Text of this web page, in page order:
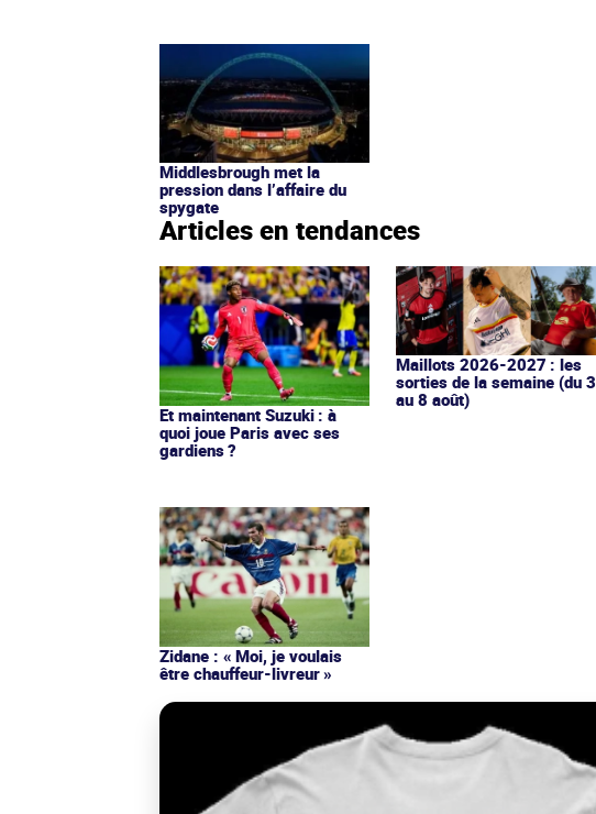
Middlesbrough met la
pression dans l’affaire du
spygate
Articles en tendances
Et maintenant Suzuki : à
quoi joue Paris avec ses
gardiens ?
Maillots 2026-2027 : les
sorties de la semaine (du 3
au 8 août)
Zidane : « Moi, je voulais
être chauffeur-livreur »